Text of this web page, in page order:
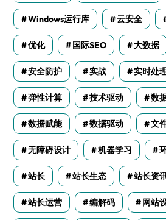
Windows运行库 云安全
优化 国际SEO 大数据
安全防护 实战 实时处
弹性计算 技术驱动 数
数据赋能 数据驱动 文
无障碍设计 机器学习
站长 站长生态 站长资
站长运营 编解码 网站